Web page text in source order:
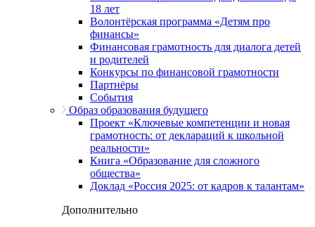
18 лет
Волонтёрская программа «Детям про
финансы»
Финансовая грамотность для диалога детей
и родителей
Конкурсы по финансовой грамотности
Партнёры
События
Образ образования будущего
Проект «Ключевые компетенции и новая
грамотность: от деклараций к школьной
реальности»
Книга «Образование для сложного
общества»
Доклад «Россия 2025: от кадров к талантам»
Дополнительно